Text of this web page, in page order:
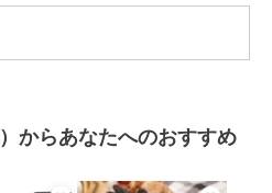
（サーモス）
ッチン用品 ／お弁当
ラー
ジェイド、ミストベージ
からあなたへのおすすめ